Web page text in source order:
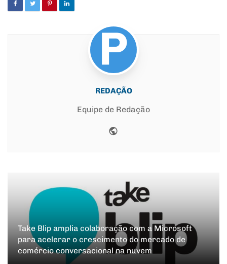
REDAÇÃO
Equipe de Redação
Take Blip amplia colaboração com a Microsoft
para acelerar o crescimento do mercado de
comércio conversacional na nuvem